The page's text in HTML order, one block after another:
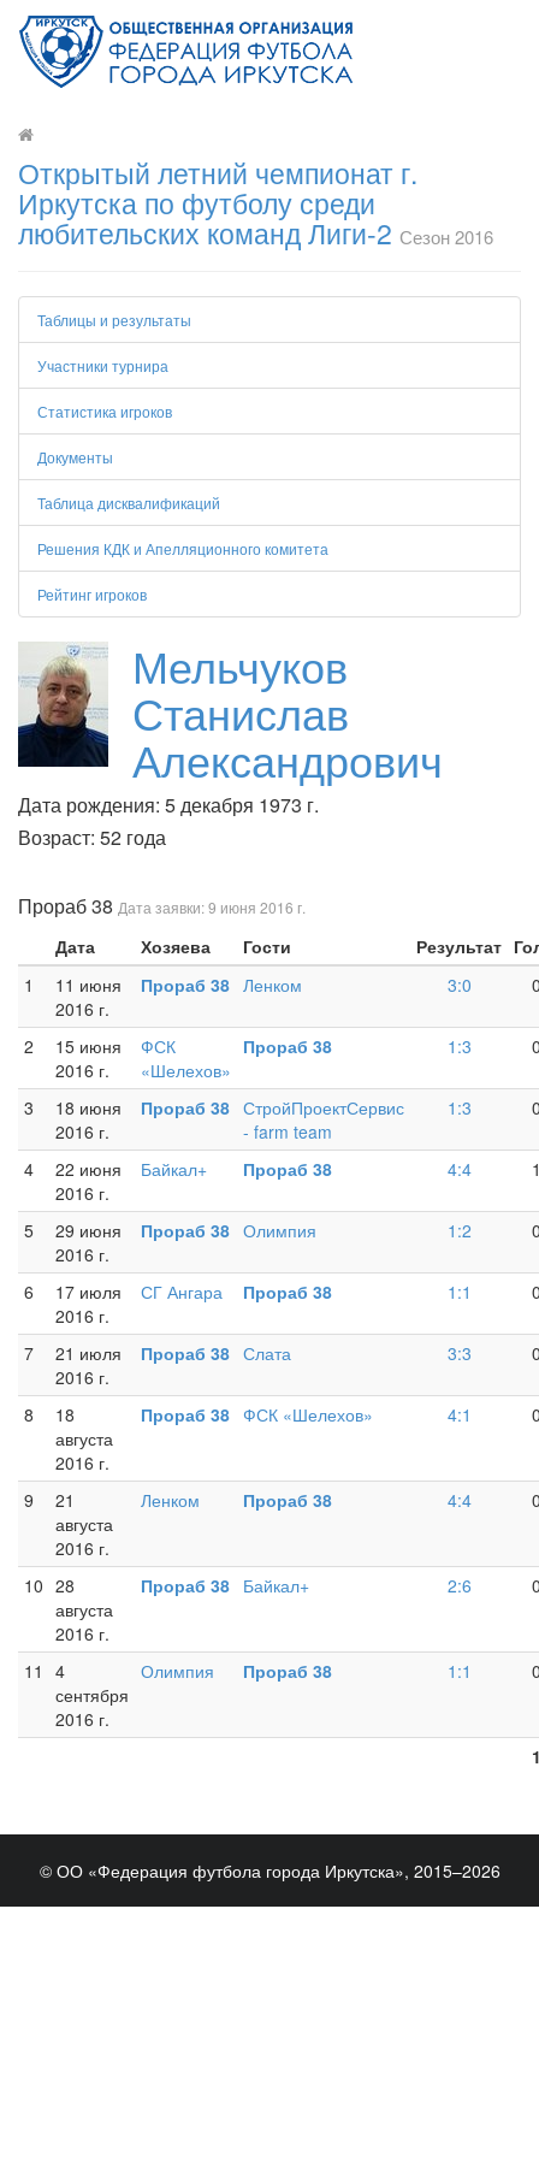
Открытый летний чемпионат г.
Иркутска по футболу среди
любительских команд Лиги-2 Сезон 2016
Таблицы и результаты
Участники турнира
Статистика игроков
Документы
Таблица дисквалификаций
Решения КДК и Апелляционного комитета
Рейтинг игроков
Мельчуков
Станислав
Александрович
Дата рождения: 5 декабря 1973 г.
Возраст: 52 года
Прораб 38 Дата заявки: 9 июня 2016 г.
Дата Хозяева Гости Результат
1
11 июня
2016 г.
Прораб 38 Ленком 3:0
2
15 июня
2016 г.
ФСК
«Шелехов»
Прораб 38 1:3
3
18 июня
2016 г.
Прораб 38 СтройПроектСервис
- farm team
1:3
4
22 июня
2016 г.
Байкал+ Прораб 38 4:4
5
29 июня
2016 г.
Прораб 38 Олимпия 1:2
6
17 июля
2016 г.
СГ Ангара Прораб 38 1:1
7
21 июля
2016 г.
Прораб 38 Слата 3:3
8
18
августа
2016 г.
Прораб 38 ФСК «Шелехов» 4:1
9
21
августа
2016 г.
Ленком Прораб 38 4:4
10 28
августа
2016 г.
Прораб 38 Байкал+ 2:6
11
4
сентября
2016 г.
Олимпия Прораб 38 1:1
© ОО «Федерация футбола города Иркутска», 2015–2026